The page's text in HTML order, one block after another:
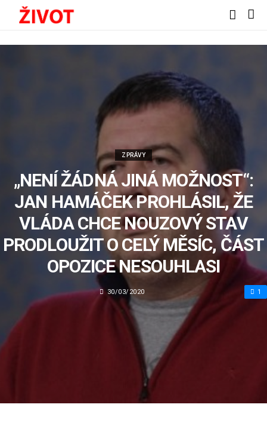
ZPRÁVY
„NENÍ ŽÁDNÁ JINÁ MOŽNOST“:
JAN HAMÁČEK PROHLÁSIL, ŽE
VLÁDA CHCE NOUZOVÝ STAV
PRODLOUŽIT O CELÝ MĚSÍC, ČÁST
OPOZICE NESOUHLASI
30/03/2020 1